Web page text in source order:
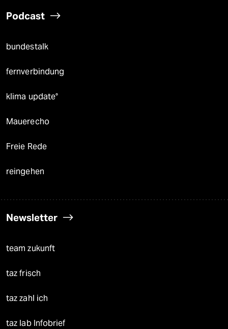
Podcast
bundestalk
fernverbindung
klima update°
Mauerecho
Freie Rede
reingehen
Newsletter
team zukunft
taz frisch
taz zahl ich
taz lab Infobrief